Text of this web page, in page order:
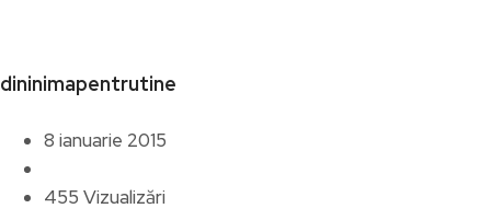
dininimapentrutine
8 ianuarie 2015
455 Vizualizări